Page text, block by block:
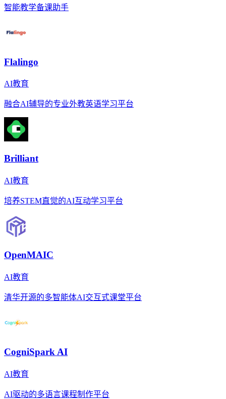
智能教学备课助手
Flalingo
AI教育
融合AI辅导的专业外教英语学习平台
Brilliant
AI教育
培养STEM直觉的AI互动学习平台
OpenMAIC
AI教育
清华开源的多智能体AI交互式课堂平台
CogniSpark AI
AI教育
AI驱动的多语言课程制作平台